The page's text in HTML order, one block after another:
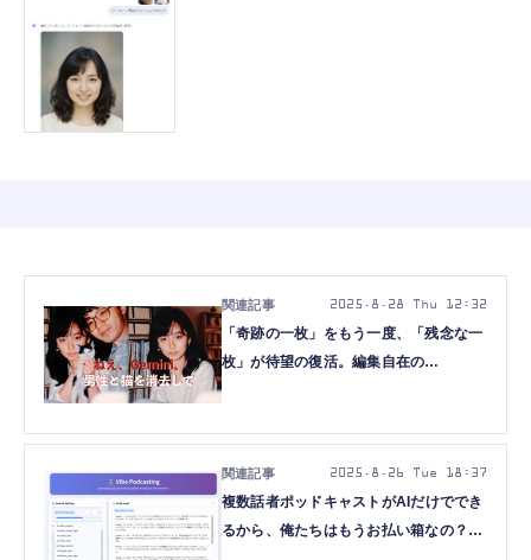
「奇跡の一枚」をもう一度、「残念な一
枚」が待望の復活。編集自在の
上げた（CloseBox）
2025.8.28 Thu 12:32
複数話者ポッドキャストがAIだけででき
るから、俺たちはもうお払い箱なの？
2025.8.26 Tue 18:37